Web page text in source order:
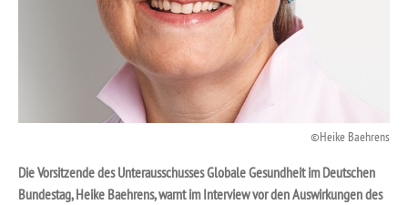
Heike Baehrens
Die Vorsitzende des Unterausschusses Globale Gesundheit im Deutschen
Bundestag, Heike Baehrens, warnt im Interview vor den Auswirkungen des